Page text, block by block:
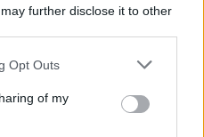
further disclose it to other
uses one or more Google
behaviour. You may click to
and its third-party tags to
Opt Outs
of my
ポート
退するので、口の中に良
病の予防にも役立ちま